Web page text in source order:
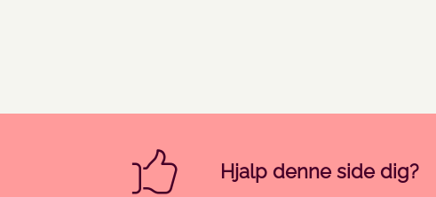
Hjalp denne side dig?